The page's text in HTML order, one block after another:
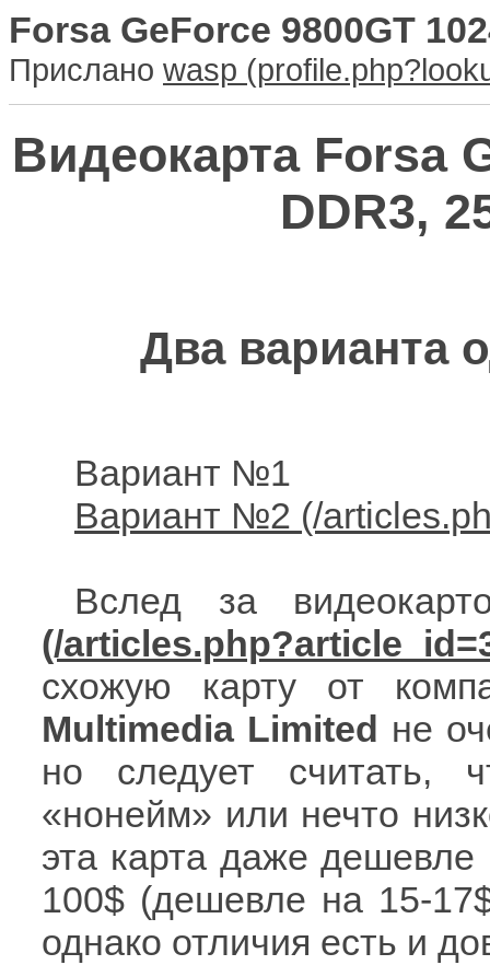
Forsa GeForce 9800GT
Прислано wasp
Видеокарта Forsa
DDR3,
Два варианта
Вариант №1
Вариант №2
Вслед за
схожую карту от
Multimedia Limited не
но следует считать,
«нонейм» или нечто
эта карта даже дешевле
100$ (дешевле на 15-
однако отличия есть и